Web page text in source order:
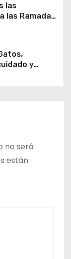
las
las Ramadas
2026!
y
no será
están